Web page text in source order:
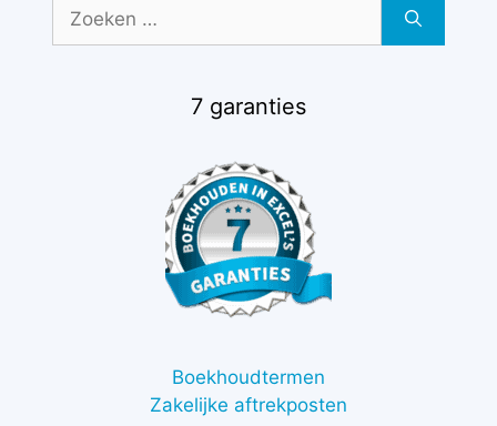
naar:
7 garanties
Boekhoudtermen
Zakelijke aftrekposten